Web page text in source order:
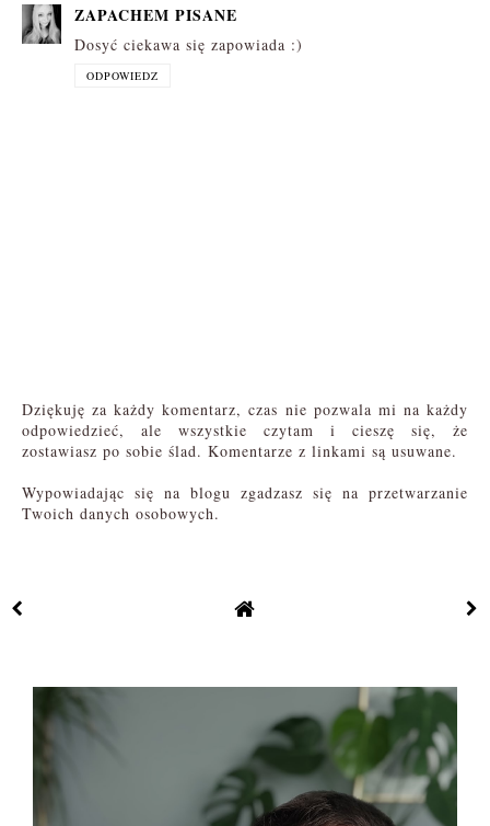
ZAPACHEM PISANE
Dosyć ciekawa się zapowiada :)
ODPOWIEDZ
Dziękuję za każdy komentarz, czas nie pozwala mi na każdy
odpowiedzieć, ale wszystkie czytam i cieszę się, że
zostawiasz po sobie ślad. Komentarze z linkami są usuwane.
Wypowiadając się na blogu zgadzasz się na przetwarzanie
Twoich danych osobowych.